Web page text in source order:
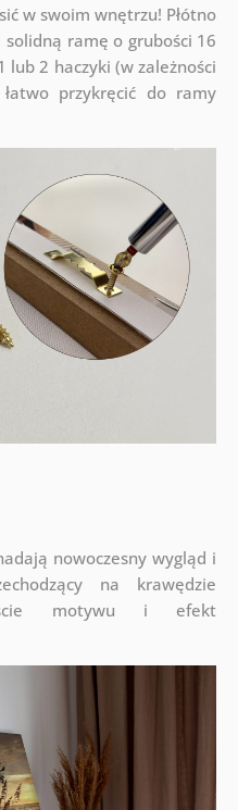
w swoim wnętrzu! Płótno
ramę o grubości 16
lub 2 haczyki (w zależności
przykręcić do ramy
nowoczesny wygląd i
na krawędzie
motywu i efekt